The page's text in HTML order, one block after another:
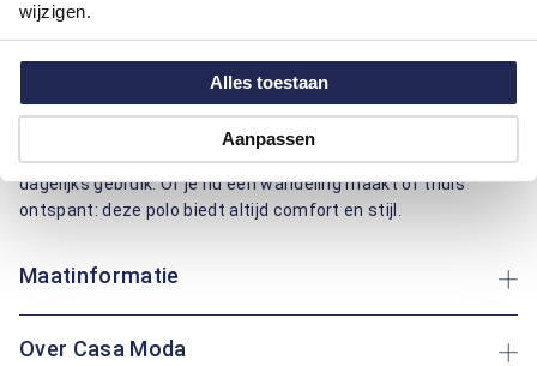
wijzigen.
Alles toestaan
Aanpassen
gemaakt van katoen, wat zorgt voor een aangenaam
draagcomfort. Het effen ontwerp geeft een tijdloze
uitstraling, perfect voor elke gelegenheid. Katoen biedt niet
alleen zachtheid maar ook ademend vermogen, ideaal voor
dagelijks gebruik. Of je nu een wandeling maakt of thuis
ontspant: deze polo biedt altijd comfort en stijl.
Maatinformatie
Over Casa Moda